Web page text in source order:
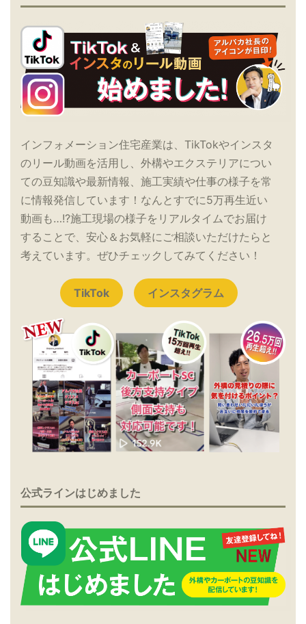
インフォメーション住宅産業は、TikTokやインスタ
のリール動画を活用し、外構やエクステリアについ
ての豆知識や最新情報、施工実績や仕事の様子を常
に情報発信しています！なんとすでに5万再生近い
動画も…!?施工現場の様子をリアルタイムでお届け
することで、安心＆お気軽にご相談いただけたらと
考えています。ぜひチェックしてみてください！
TikTok インスタグラム
公式ラインはじめました